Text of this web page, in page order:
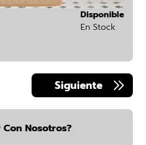
Disponible
En Stock
Nosotros?